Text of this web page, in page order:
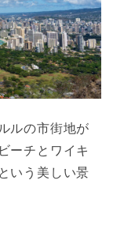
ルの市街地が
ーチとワイキ
いう美しい景